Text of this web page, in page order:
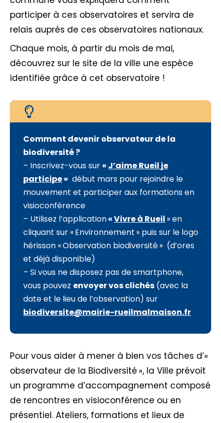
participer à ces observatoires et servira de
relais auprès de ces observatoires nationaux.
Chaque mois, à partir du mois de mai,
découvrez sur le site de la ville une espèce
identifiée grâce à cet observatoire !
Comment devenir observateur de la
biodiversité ?
– Inscrivez-vous sur « J’aime Rueil je
participe» début mars pour rejoindre le
mouvement et participer aux formations en
visioconférence
– Utilisez l’application«Vivre à Rueil » en
cliquant sur « Environnement » puis sur le logo
hérisson « Observation biodiversité » (d’ores
et déjà disponible)
– Si vous ne disposez pas de smartphone,
vous pouvez envoyer vos clichés (avec la
date et le lieu de l’observation) sur
biodiversite@mairie-rueilmalmaison.fr
Pour vous aider à mener à bien vos tâches d’«
observateur de la Biodiversité », la Ville prévoit
un programme d’accompagnement composé
de rencontres en visioconférence ou en
présentiel. Ateliers, formations et lieux de